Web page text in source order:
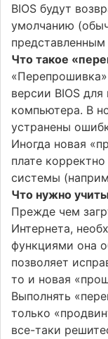
BIOS будут
умолчанию
Что такое
версии BIOS
компьютера. В
устранены
Иногда новая
плате
системы
Что нужно
Прежде чем
Интернета,
функциями она
позволяет
то и новая
Выполнять
только
все-таки